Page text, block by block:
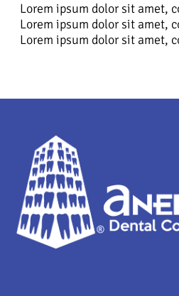
Lorem ipsum dolor sit amet,
Lorem ipsum dolor sit amet,
Lorem ipsum dolor sit amet,